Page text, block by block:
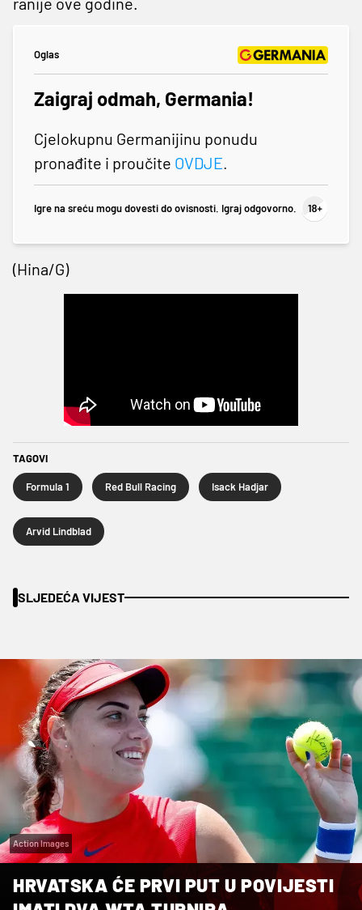
Oglas
Zaigraj odmah, Germania!
Cjelokupnu Germanijinu ponudu
pronađite i proučite OVDJE.
Igre na sreću mogu dovesti do ovisnosti. Igraj odgovorno.
(Hina/G)
TAGOVI
Formula 1 Red Bull Racing Isack Hadjar
Arvid Lindblad
SLJEDEĆA VIJEST
Action Images
HRVATSKA ĆE PRVI PUT U POVIJESTI